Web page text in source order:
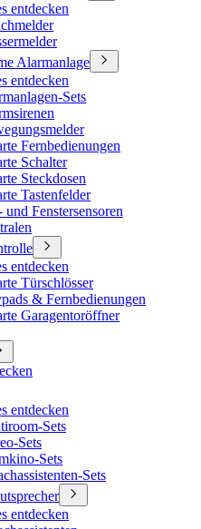
entdecken
Alarmanlage
entdecken
Sets
Fernbedienungen
Schalter
Steckdosen
Tastenfelder
und Fenstersensoren
entdecken
Türschlösser
& Fernbedienungen
Garagentoröffner
entdecken
Sets
Sets
Sets
Sets
entdecken